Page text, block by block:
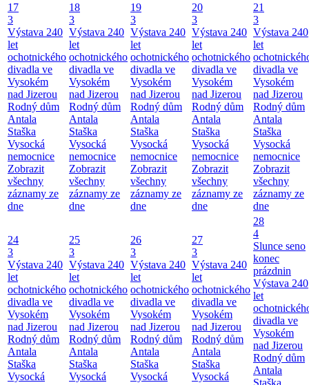
17
3
Výstava 240
let
ochotnického
divadla ve
Vysokém
nad Jizerou
Rodný dům
Antala
Staška
Vysocká
nemocnice
Zobrazit
všechny
záznamy ze
dne
18
3
Výstava 240
let
ochotnického
divadla ve
Vysokém
nad Jizerou
Rodný dům
Antala
Staška
Vysocká
nemocnice
Zobrazit
všechny
záznamy ze
dne
19
3
Výstava 240
let
ochotnického
divadla ve
Vysokém
nad Jizerou
Rodný dům
Antala
Staška
Vysocká
nemocnice
Zobrazit
všechny
záznamy ze
dne
20
3
Výstava 240
let
ochotnického
divadla ve
Vysokém
nad Jizerou
Rodný dům
Antala
Staška
Vysocká
nemocnice
Zobrazit
všechny
záznamy ze
dne
21
3
Výstava 240
let
divadla ve
Vysokém
nad Jizerou
Rodný dům
Antala
Staška
Vysocká
nemocnice
Zobrazit
všechny
záznamy ze
dne
24
3
Výstava 240
let
ochotnického
divadla ve
Vysokém
nad Jizerou
Rodný dům
Antala
Staška
Vysocká
25
3
Výstava 240
let
ochotnického
divadla ve
Vysokém
nad Jizerou
Rodný dům
Antala
Staška
Vysocká
26
3
Výstava 240
let
ochotnického
divadla ve
Vysokém
nad Jizerou
Rodný dům
Antala
Staška
Vysocká
27
3
Výstava 240
let
ochotnického
divadla ve
Vysokém
nad Jizerou
Rodný dům
Antala
Staška
Vysocká
28
4
Slunce seno
konec
prázdnin
Výstava 240
let
divadla ve
Vysokém
nad Jizerou
Rodný dům
Antala
Staška